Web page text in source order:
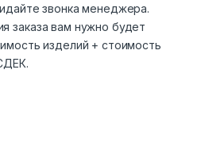
звонка менеджера.
заказа вам нужно будет
изделий + стоимость